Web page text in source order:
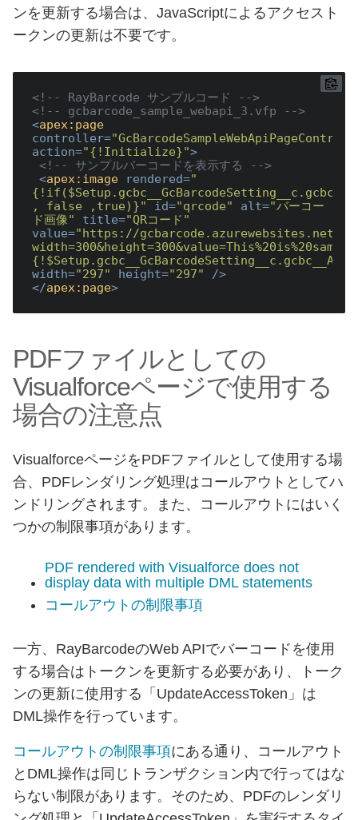
ンを更新する場合は、JavaScriptによるアクセスト
ークンの更新は不要です。
<!-- RayBarcode サンプルコード -->
<!-- gcbarcode_sample_webapi_3.vfp -->
<apex:page
controller=
action="{!Initialize}">
<!-- サンプルバーコードを表示する -->
<apex:image rendered="
, false ,true)}"
id="qrcode" alt="バーコー
ド画像"
title="QRコード"
value="https://gcbarcode.azurewebsites.net/
width="297" height="297" />
</apex:page>
PDFファイルとしての
Visualforceページで使用する
場合の注意点
VisualforceページをPDFファイルとして使用する場
合、PDFレンダリング処理はコールアウトとしてハ
ンドリングされます。また、コールアウトにはいく
つかの制限事項があります。
PDF rendered with Visualforce does not
display data with multiple DML statements
コールアウトの制限事項
一方、RayBarcodeのWeb APIでバーコードを使用
する場合はトークンを更新する必要があり、トーク
ンの更新に使用する「UpdateAccessToken」は
DML操作を行っています。
コールアウトの制限事項にある通り、コールアウト
とDML操作は同じトランザクション内で行ってはな
らない制限があります。そのため、PDFのレンダリ